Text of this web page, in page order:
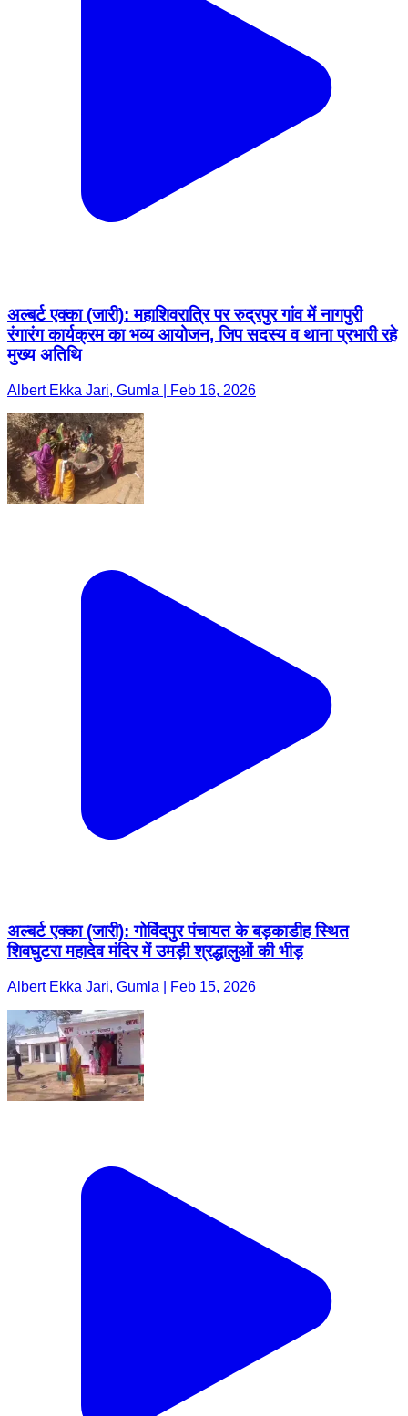
अल्बर्ट एक्का (जारी): महाशिवरात्रि पर रुद्रपुर गांव में नागपुरी
रंगारंग कार्यक्रम का भव्य आयोजन, जिप सदस्य व थाना प्रभारी रहे
मुख्य अतिथि
Albert Ekka Jari, Gumla | Feb 16, 2026
अल्बर्ट एक्का (जारी): गोविंदपुर पंचायत के बड़काडीह स्थित
शिवघुटरा महादेव मंदिर में उमड़ी श्रद्धालुओं की भीड़
Albert Ekka Jari, Gumla | Feb 15, 2026